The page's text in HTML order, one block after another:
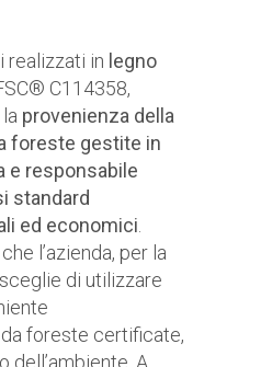
realizzati in legno
C114358,
provenienza della
foreste gestite in
e responsabile
standard
ed economici
l’azienda, per la
di utilizzare
foreste certificate,
dell’ambiente. A